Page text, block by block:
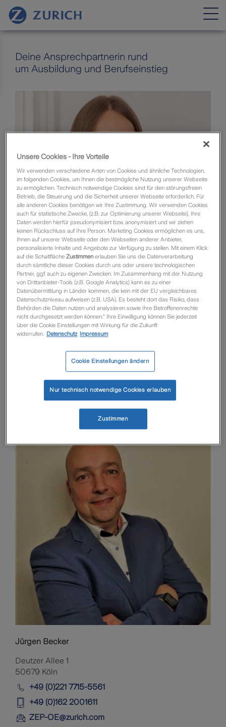
Deine Ansprechpartnerin rund
um Ausbildung und Berufseinstieg
Jana Kleinheßeling
Deutzer Allee 1
50679 Köln
+49 (0)175 9961483
ZEP-OE@zurich.com
Dein Ansprechpartner
für Berufserfahrene
Jürgen Becker
Deutzer Allee 1
50679 Köln
+49 (0)221 7715-5561
+49 (0)162 2001611
ZEP-OE@zurich.com
Unsere Cookies - Ihre Vorteile
Wir verwenden verschiedene Arten von Cookies und ähnliche Technologien,
im folgenden Cookies, um Ihnen die bestmögliche Nutzung unserer Webseite
zu ermöglichen. Technisch notwendige Cookies sind für den störungsfreien
Betrieb, die Steuerung und die Sicherheit unserer Webseite erforderlich. Für
alle anderen Cookies benötigen wir Ihre Zustimmung. Wir verwenden Cookies
auch für statistische Zwecke, (z.B. zur Optimierung unserer Webseite). Ihre
Daten werden hierfür pseudonymisiert bzw. anonymisiert und wir ziehen
keinen Rückschluss auf Ihre Person. Marketing Cookies ermöglichen es uns,
Ihnen auf unserer Webseite oder den Webseiten anderer Anbieter,
personalisierte Inhalte und Angebote zur Verfügung zu stellen. Mit einem Klick
auf die SchaltflächeZustimmenerlauben Sie uns die Datenverarbeitung
durch sämtliche dieser Cookies durch uns oder unsere technologischen
Partner, ggf. auch zu eigenen Zwecken. Im Zusammenhang mit der Nutzung
von Drittanbieter-Tools (z.B. Google Analytics) kann es zu einer
Datenübermittlung in Länder kommen, die kein mit der EU vergleichbares
Datenschutzniveau aufweisen (z.B. USA). Es besteht dort das Risiko, dass
Behörden die Daten nutzen und analysieren sowie Ihre Betroffenenrechte
nicht durchgesetzt werden können.“ Ihre Einwilligung können Sie jederzeit
über die Cookie Einstellungen mit Wirkung für die Zukunft
widerrufen.
Datenschutz Impressum
Cookie Einstellungen ändern
Nur technisch notwendige Cookies erlauben
Zustimmen